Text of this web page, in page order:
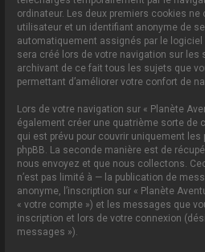
ordinateur. Les deux premiers cookies ne
utilisateur et un identifiant anonyme de
automatiquement assignés par le logiciel
sera créé lors de votre navigation sur les
archivant de ce fait tous les sujets que
permettant d’améliorer votre confort de
Lors de votre navigation sur « Planète
également créer une quatrième sorte de
qui est prévu pour couvrir uniquement les
phpBB. La seconde manière est de
nous envoyez et que nous collectons.
n’est pas limité à — la publication de
anonyme, l’inscription sur « Planète
« votre compte ») et les messages que
inscription et lors de votre connexion
messages »).